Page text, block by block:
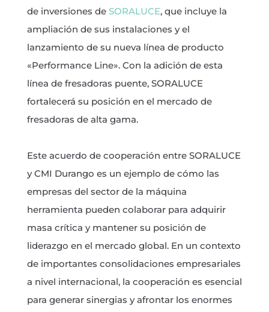
de inversiones de SORALUCE, que incluye la
ampliación de sus instalaciones y el
lanzamiento de su nueva línea de producto
«Performance Line». Con la adición de esta
línea de fresadoras puente, SORALUCE
fortalecerá su posición en el mercado de
fresadoras de alta gama.
Este acuerdo de cooperación entre SORALUCE
y CMI Durango es un ejemplo de cómo las
empresas del sector de la máquina
herramienta pueden colaborar para adquirir
masa crítica y mantener su posición de
liderazgo en el mercado global. En un contexto
de importantes consolidaciones empresariales
a nivel internacional, la cooperación es esencial
para generar sinergias y afrontar los enormes